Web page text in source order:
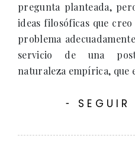
pregunta planteada,
ideas filosóficas que
problema
servicio de una
naturaleza empírica, que
- SEGUIR